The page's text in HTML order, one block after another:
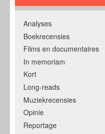
Analyses
Boekrecensies
Films en documentaires
In memoriam
Kort
Long-reads
Muziekrecensies
Opinie
Reportage